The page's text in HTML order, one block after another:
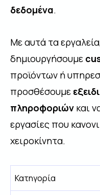
δεδομένα.
Με αυτά τα
δημιουργήσουμε
προϊόντων ή
προσθέσουμε
πληροφοριών και
εργασίες που
χειροκίνητα.
Κατηγορία